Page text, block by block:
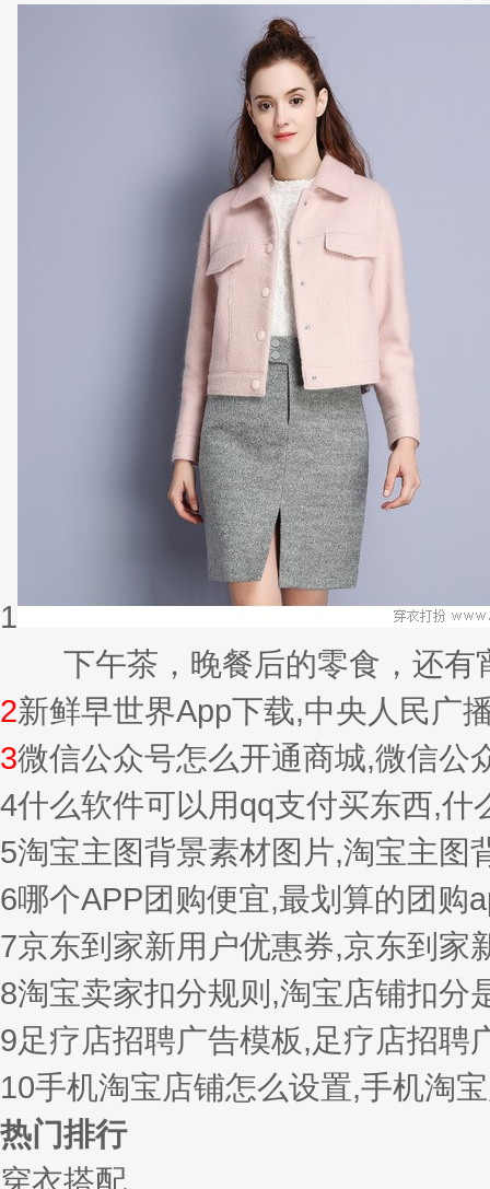
1
下午茶，晚餐后的零食，还有
2新鲜早世界App下载,中央人民广
3微信公众号怎么开通商城,微信公
4什么软件可以用qq支付买东西,什
5淘宝主图背景素材图片,淘宝主图
6哪个APP团购便宜,最划算的团购
7京东到家新用户优惠券,京东到家
8淘宝卖家扣分规则,淘宝店铺扣分
9足疗店招聘广告模板,足疗店招聘
10手机淘宝店铺怎么设置,手机淘
热门排行
穿衣搭配